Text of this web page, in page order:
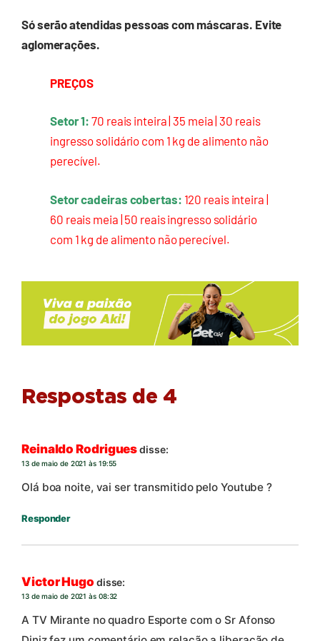
Só serão atendidas pessoas com máscaras. Evite
aglomerações.
PREÇOS
Setor 1: 70 reais inteira | 35 meia | 30 reais
ingresso solidário com 1 kg de alimento não
perecível.
Setor cadeiras cobertas: 120 reais inteira |
60 reais meia | 50 reais ingresso solidário
com 1 kg de alimento não perecível.
Respostas de 4
Reinaldo Rodriguesdisse:
13 de maio de 2021 às 19:55
Olá boa noite, vai ser transmitido pelo Youtube ?
Responder
Victor Hugo disse:
13 de maio de 2021 às 08:32
A TV Mirante no quadro Esporte com o Sr Afonso